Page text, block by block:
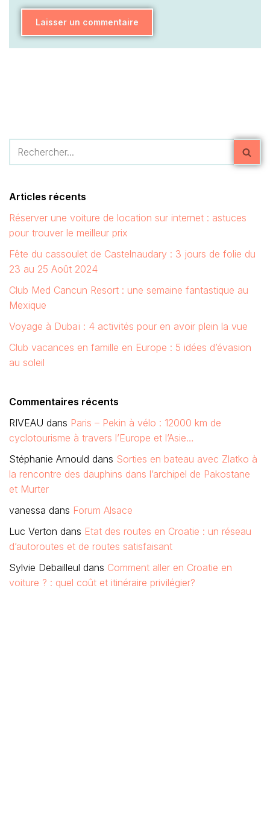
Articles récents
Réserver une voiture de location sur internet : astuces
pour trouver le meilleur prix
Fête du cassoulet de Castelnaudary : 3 jours de folie du
23 au 25 Août 2024
Club Med Cancun Resort : une semaine fantastique au
Mexique
Voyage à Dubaï : 4 activités pour en avoir plein la vue
Club vacances en famille en Europe : 5 idées d’évasion
au soleil
Commentaires récents
RIVEAU dans Paris – Pekin à vélo : 12000 km de
cyclotourisme à travers l’Europe et l’Asie…
Stéphanie Arnould dans Sorties en bateau avec Zlatko à
la rencontre des dauphins dans l’archipel de Pakostane
et Murter
vanessa dans Forum Alsace
Luc Verton dans Etat des routes en Croatie : un réseau
d’autoroutes et de routes satisfaisant
Sylvie Debailleul dans Comment aller en Croatie en
voiture ? : quel coût et itinéraire privilégier?